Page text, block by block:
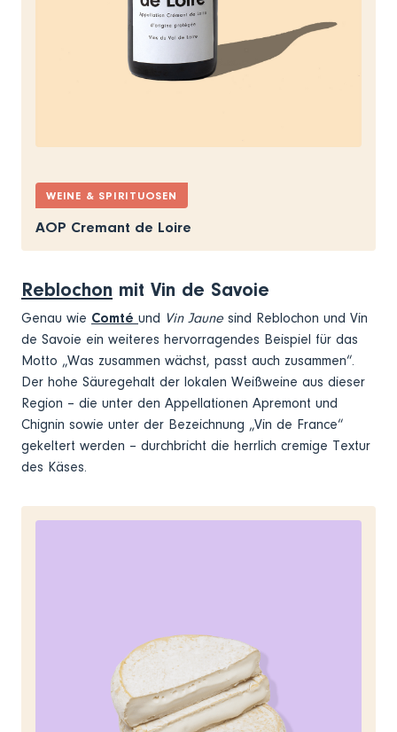
WEINE & SPIRITUOSEN
AOP Cremant de Loire
Reblochon mit Vin de Savoie
Genau wie Comté und Vin Jaune sind Reblochon und Vin
de Savoie ein weiteres hervorragendes Beispiel für das
Motto „Was zusammen wächst, passt auch zusammen“.
Der hohe Säuregehalt der lokalen Weißweine aus dieser
Region – die unter den Appellationen Apremont und
Chignin sowie unter der Bezeichnung „Vin de France“
gekeltert werden – durchbricht die herrlich cremige Textur
des Käses.